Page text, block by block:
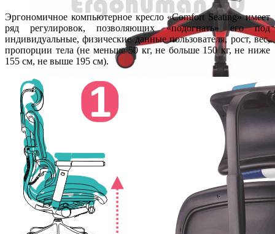
Эргономичное компьютерное кресло «Comfort Seating» имеет
ряд регулировок, позволяющих «подогнать» его под
индивидуальные, физические данные пользователя, рост, вес,
пропорции тела (не меньше 50 кг, не больше 150 кг, не ниже
155 см, не выше 195 см).